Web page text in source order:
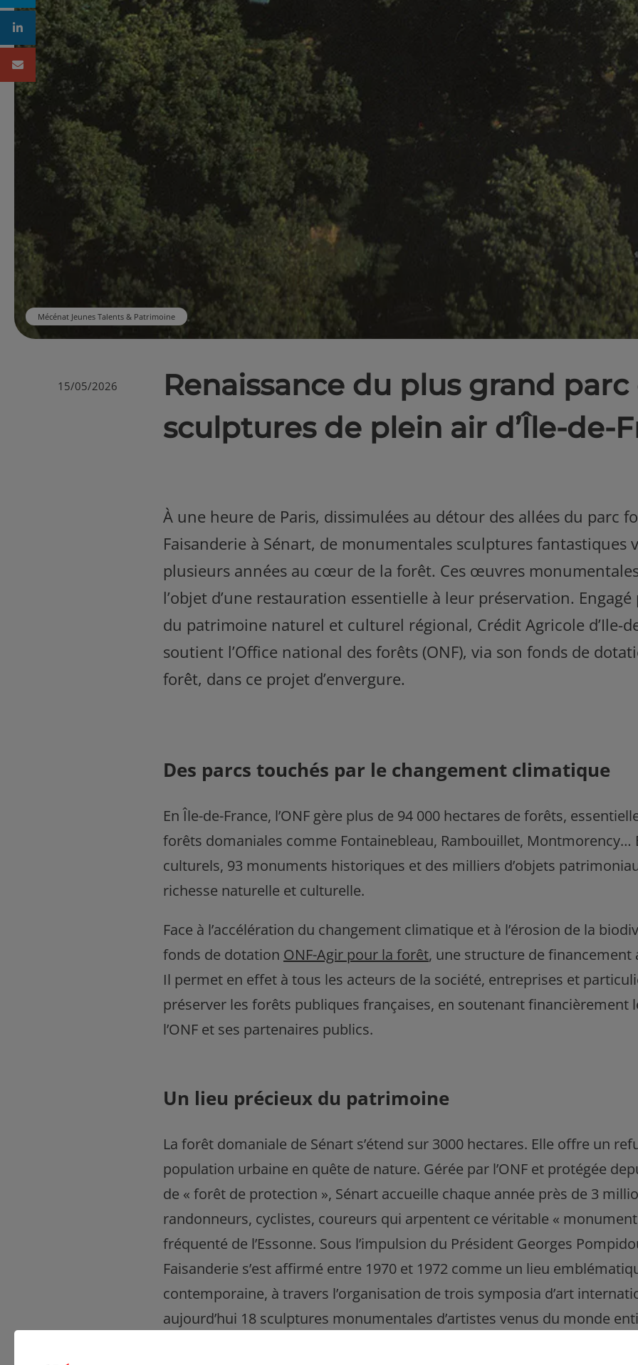
Mécénat Jeunes Talents & Patrimoine
15/05/2026
Renaissance du plus grand parc
sculptures de plein air d’Île-de-
À une heure de Paris, dissimulées au détour des allées du parc
Faisanderie à Sénart, de monumentales sculptures fantastiques
plusieurs années au cœur de la forêt. Ces œuvres
l’objet d’une restauration essentielle à leur préservation.
du patrimoine naturel et culturel régional, Crédit Agricole d’Ile-
soutient l’Office national des forêts (ONF), via son fonds de
forêt, dans ce projet d’envergure.
Des parcs touchés par le changement climatique
En Île-de-France, l’ONF gère plus de 94 000 hectares de forêts,
forêts domaniales comme Fontainebleau, Rambouillet, Montmorency…
culturels, 93 monuments historiques et des milliers d’objets
richesse naturelle et culturelle.
Face à l’accélération du changement climatique et à l’érosion de la
fonds de dotation ONF-Agir pour la forêt, une structure de financement
Il permet en effet à tous les acteurs de la société, entreprises et
préserver les forêts publiques françaises, en soutenant financièrement
l’ONF et ses partenaires publics.
Un lieu précieux du patrimoine
La forêt domaniale de Sénart s’étend sur 3000 hectares. Elle offre un
population urbaine en quête de nature. Gérée par l’ONF et protégée
de « forêt de protection », Sénart accueille chaque année près de 3
randonneurs, cyclistes, coureurs qui arpentent ce véritable «
fréquenté de l’Essonne. Sous l’impulsion du Président Georges
Faisanderie s’est affirmé entre 1970 et 1972 comme un lieu
contemporaine, à travers l’organisation de trois symposia d’art
aujourd’hui 18 sculptures monumentales d’artistes venus du monde
Linkedin
Mail